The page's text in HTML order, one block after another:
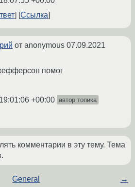
Ссылка
от anonymous 07.09.2021
помог
+00:00 автор топика
комментарии в эту тему. Тема
General →